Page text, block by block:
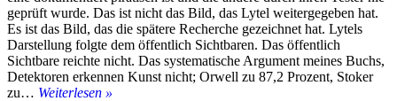
geprüft wurde. Das ist nicht das Bild, das Lytel weitergegeben hat.
Es ist das Bild, das die spätere Recherche gezeichnet hat. Lytels
Darstellung folgte dem öffentlich Sichtbaren. Das öffentlich
Sichtbare reichte nicht. Das systematische Argument meines Buchs,
Detektoren erkennen Kunst nicht; Orwell zu 87,2 Prozent, Stoker
zu… Weiterlesen »